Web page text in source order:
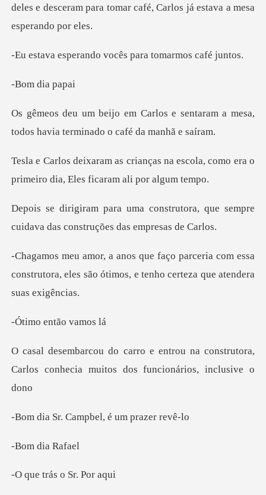
ndo vocês para to
dia p
e sentaram a mesa,
todos havia te
na escola, como era o
primeiro dia
trutora, que sempre
cuidava das c
a com essa
construtora, eles são ótimos, e
então v
na construtora,
Carlos conhecia muit
Campbel, é um
dia R
rás o Sr